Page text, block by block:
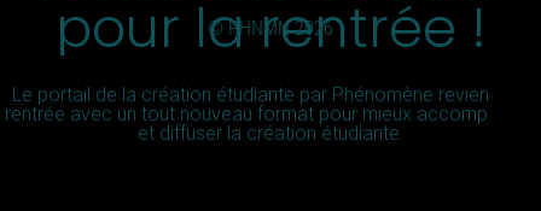
pour la rentrée !
Le portail de la création étudiante par Phénomène revient à la
rentrée avec un tout nouveau format pour mieux accompagner
et diffuser la création étudiante.
© PHNMN 2026